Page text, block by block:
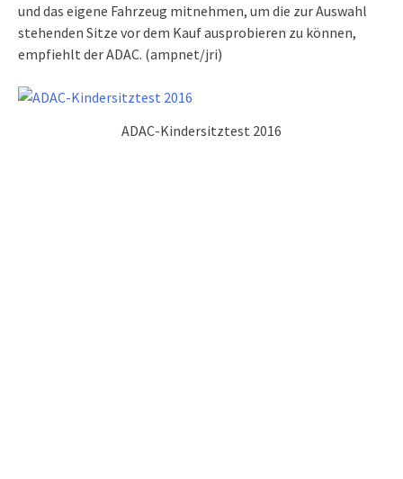
und das eigene Fahrzeug mitnehmen, um die zur Auswahl
stehenden Sitze vor dem Kauf ausprobieren zu können,
empfiehlt der ADAC. (ampnet/jri)
ADAC-Kindersitztest 2016